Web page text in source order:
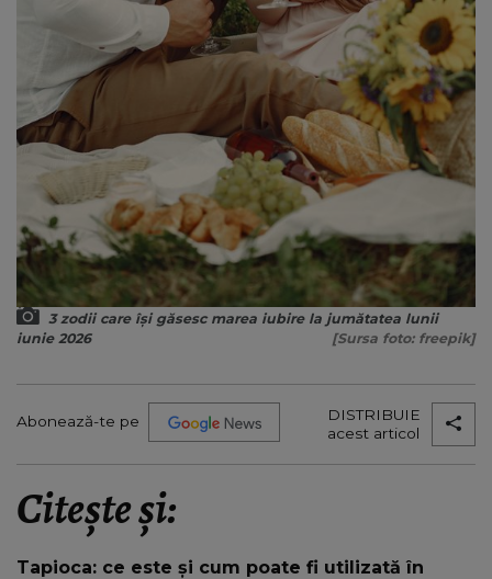
3 zodii care își găsesc marea iubire la jumătatea lunii
iunie 2026
[Sursa foto: freepik]
Abonează-te pe
DISTRIBUIE
acest articol
Citește și:
Tapioca: ce este și cum poate fi utilizată în